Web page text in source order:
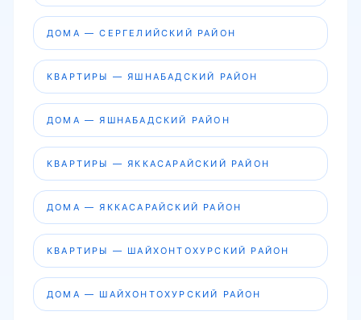
ДОМА — СЕРГЕЛИЙСКИЙ РАЙОН
КВАРТИРЫ — ЯШНАБАДСКИЙ РАЙОН
ДОМА — ЯШНАБАДСКИЙ РАЙОН
КВАРТИРЫ — ЯККАСАРАЙСКИЙ РАЙОН
ДОМА — ЯККАСАРАЙСКИЙ РАЙОН
КВАРТИРЫ — ШАЙХОНТОХУРСКИЙ РАЙОН
ДОМА — ШАЙХОНТОХУРСКИЙ РАЙОН